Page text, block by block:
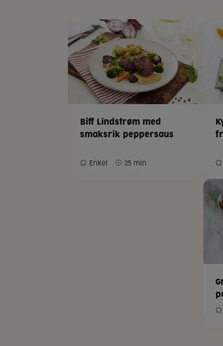
Biff Lindstrøm med
smaksrik peppersaus
Enkel 25 min